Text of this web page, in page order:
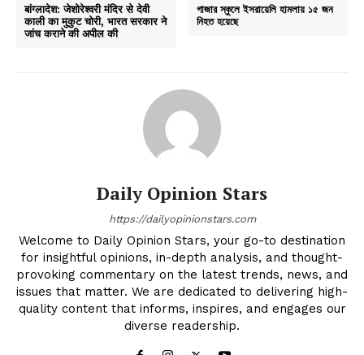
बांग्लादेश: जेशोरेश्वरी मंदिर से देवी
काली का मुकुट चोरी, भारत सरकार ने
जांच कराने की अपील की
গাজার স্কুলে ইসরায়েলি হামলায় ১৫ জন
নিহত হয়েছে
Daily Opinion Stars
https://dailyopinionstars.com
Welcome to Daily Opinion Stars, your go-to destination
for insightful opinions, in-depth analysis, and thought-
provoking commentary on the latest trends, news, and
issues that matter. We are dedicated to delivering high-
quality content that informs, inspires, and engages our
diverse readership.